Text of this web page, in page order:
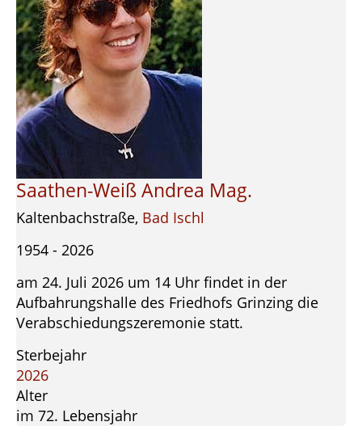
Saathen-Weiß Andrea Mag.
Kaltenbachstraße, Bad Ischl
1954 - 2026
am 24. Juli 2026 um 14 Uhr findet in der
Aufbahrungshalle des Friedhofs Grinzing die
Verabschiedungszeremonie statt.
Sterbejahr
2026
Alter
im 72. Lebensjahr